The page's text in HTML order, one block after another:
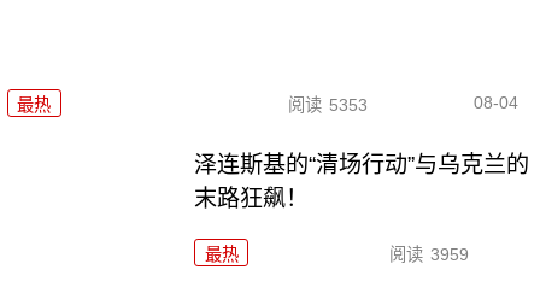
最热 阅读 5353 08-04
泽连斯基的“清场行动”与乌克兰的
末路狂飙！
最热 阅读 3959